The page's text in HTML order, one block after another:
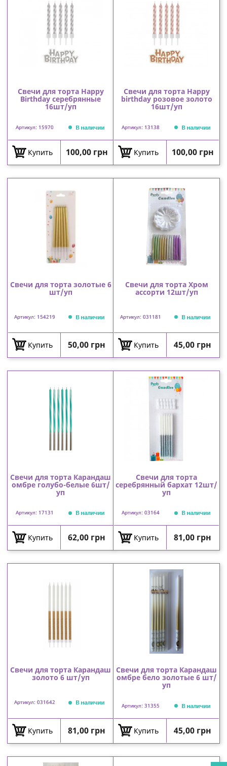
Свечи для торта Happy
Birthday серебрянные
16шт/уп
Артикул: 15970 В наличии
Купить Цена
100,00 грн
Свечи для торта Happy
birthday розовое золото
16шт/уп
Артикул: 13138 В наличии
Купить Цена
100,00 грн
Свечи для торта золотые 6
шт/уп
Артикул: 154219 В наличии
Купить Цена
50,00 грн
Свечи для торта Хром
ассорти 12шт/уп
Артикул: 031181 В наличии
Купить Цена
45,00 грн
Свечи для торта Карандаш
омбре голубо-белые 6шт/
уп
Артикул: 17131 В наличии
Купить Цена
62,00 грн
Свечи для торта
серебрянный бархат 12шт/
уп
Артикул: 03164 В наличии
Купить Цена
81,00 грн
Свечи для торта Карандаш
золото 6 шт/уп
Артикул: 031642 В наличии
Купить Цена
81,00 грн
Свечи для торта Карандаш
омбре бело золотые 6 шт/
уп
Артикул: 31355 В наличии
Купить Цена
45,00 грн